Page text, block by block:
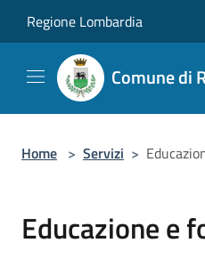
Regione Lombardia
Comune di
Home > Servizi >
Educazione e